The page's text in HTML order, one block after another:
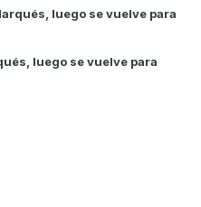
luego se vuelve para
luego se vuelve para